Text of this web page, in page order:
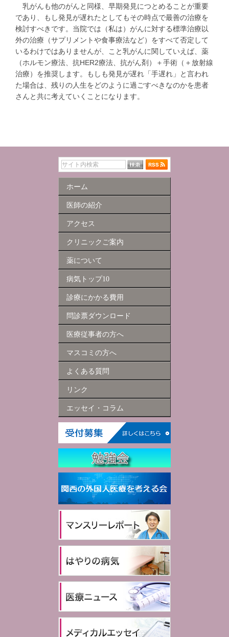
乳がんも他のがんと同様、早期発見につとめることが重要
であり、もし発見が遅れたとしてもその時点で最善の治療を
検討すべきです。当院では（私は）がんに対する標準治療以
外の治療（サプリメントや食事療法など）をすべて否定して
いるわけではありませんが、こと乳がんに関していえば、薬
（ホルモン療法、抗HER2療法、抗がん剤）＋手術（＋放射線
治療）を推奨します。もしも発見が遅れ「手遅れ」と言われ
た場合は、残りの人生をどのように過ごすべきなのかを患者
さんと共に考えていくことになります。
ホーム
医師の紹介
アクセス
クリニックご案内
薬について
病気トップ10
診療にかかる費用
問診票ダウンロード
医療従事者の方へ
マスコミの方へ
よくある質問
リンク
エッセイ・コラム